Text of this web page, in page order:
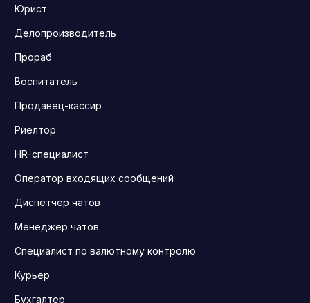
Юрист
Делопроизводитель
Прораб
Воспитатель
Продавец-кассир
Риелтор
HR-специалист
Оператор входящих сообщений
Диспетчер чатов
Менеджер чатов
Специалист по валютному контролю
Курьер
Бухгалтер